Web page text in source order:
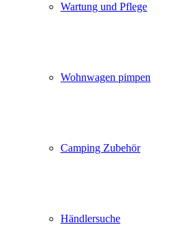
Wartung und Pflege
Wohnwagen pimpen
Camping Zubehör
Händlersuche